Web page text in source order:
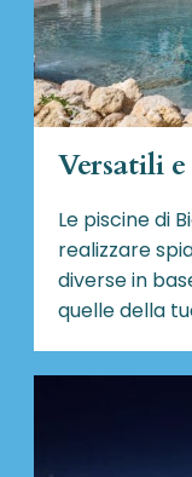
Versatili
Le piscine di
realizzare
diverse in
quelle della